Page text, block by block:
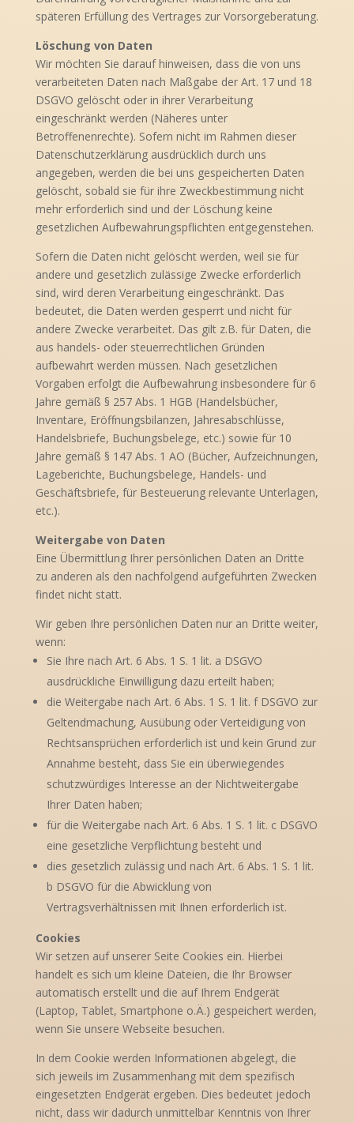
späteren Erfüllung des Vertrages zur Vorsorgeberatung.
Löschung von Daten
Wir möchten Sie darauf hinweisen, dass die von uns
verarbeiteten Daten nach Maßgabe der Art. 17 und 18
DSGVO gelöscht oder in ihrer Verarbeitung
eingeschränkt werden (Näheres unter
Betroffenenrechte). Sofern nicht im Rahmen dieser
Datenschutzerklärung ausdrücklich durch uns
angegeben, werden die bei uns gespeicherten Daten
gelöscht, sobald sie für ihre Zweckbestimmung nicht
mehr erforderlich sind und der Löschung keine
gesetzlichen Aufbewahrungspflichten entgegenstehen.
Sofern die Daten nicht gelöscht werden, weil sie für
andere und gesetzlich zulässige Zwecke erforderlich
sind, wird deren Verarbeitung eingeschränkt. Das
bedeutet, die Daten werden gesperrt und nicht für
andere Zwecke verarbeitet. Das gilt z.B. für Daten, die
aus handels- oder steuerrechtlichen Gründen
aufbewahrt werden müssen. Nach gesetzlichen
Vorgaben erfolgt die Aufbewahrung insbesondere für 6
Jahre gemäß § 257 Abs. 1 HGB (Handelsbücher,
Inventare, Eröffnungsbilanzen, Jahresabschlüsse,
Handelsbriefe, Buchungsbelege, etc.) sowie für 10
Jahre gemäß § 147 Abs. 1 AO (Bücher, Aufzeichnungen,
Lageberichte, Buchungsbelege, Handels- und
Geschäftsbriefe, für Besteuerung relevante Unterlagen,
etc.).
Weitergabe von Daten
Eine Übermittlung Ihrer persönlichen Daten an Dritte
zu anderen als den nachfolgend aufgeführten Zwecken
findet nicht statt.
Wir geben Ihre persönlichen Daten nur an Dritte weiter,
wenn:
Sie Ihre nach Art. 6 Abs. 1 S. 1 lit. a DSGVO
ausdrückliche Einwilligung dazu erteilt haben;
die Weitergabe nach Art. 6 Abs. 1 S. 1 lit. f DSGVO zur
Geltendmachung, Ausübung oder Verteidigung von
Rechtsansprüchen erforderlich ist und kein Grund zur
Annahme besteht, dass Sie ein überwiegendes
schutzwürdiges Interesse an der Nichtweitergabe
Ihrer Daten haben;
für die Weitergabe nach Art. 6 Abs. 1 S. 1 lit. c DSGVO
eine gesetzliche Verpflichtung besteht und
dies gesetzlich zulässig und nach Art. 6 Abs. 1 S. 1 lit.
b DSGVO für die Abwicklung von
Vertragsverhältnissen mit Ihnen erforderlich ist.
Cookies
Wir setzen auf unserer Seite Cookies ein. Hierbei
handelt es sich um kleine Dateien, die Ihr Browser
automatisch erstellt und die auf Ihrem Endgerät
(Laptop, Tablet, Smartphone o.Ä.) gespeichert werden,
wenn Sie unsere Webseite besuchen.
In dem Cookie werden Informationen abgelegt, die
sich jeweils im Zusammenhang mit dem spezifisch
eingesetzten Endgerät ergeben. Dies bedeutet jedoch
nicht, dass wir dadurch unmittelbar Kenntnis von Ihrer